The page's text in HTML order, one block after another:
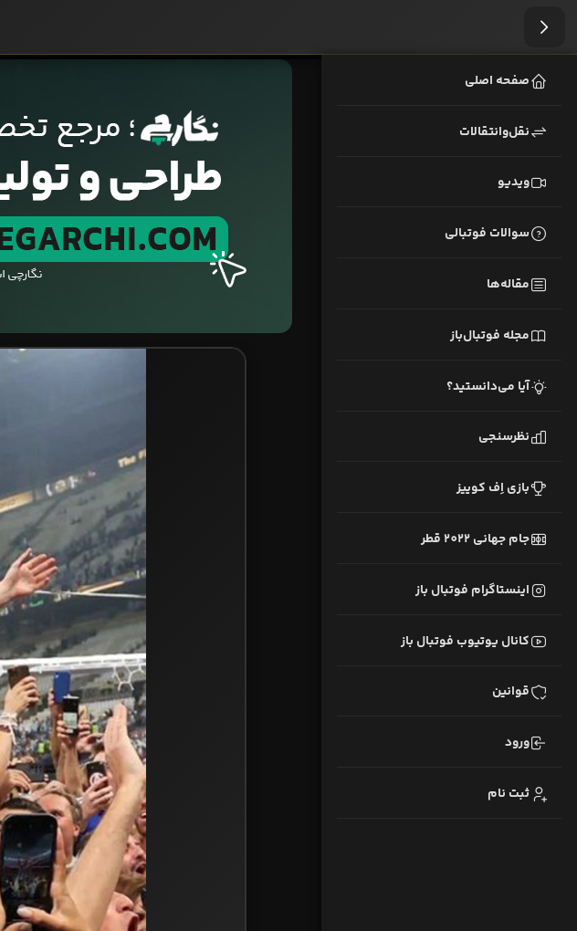
صفحه اصلی
نقل‌وانتقالات
ویدیو
سوالات فوتبالی
مقاله‌ها
مجله فوتبال‌باز
آیا می‌دانستید؟
نظرسنجی
بازی اِف کوییز
جام جهانی 2022 قطر
اینستاگرام فوتبال باز
کانال یوتیوب فوتبال باز
قوانین
ورود
ثبت نام